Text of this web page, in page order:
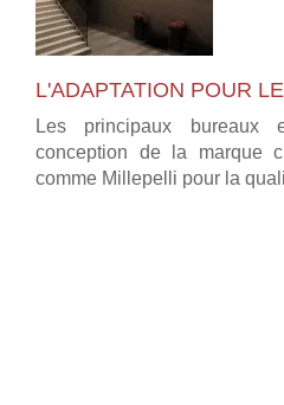
L'ADAPTATION POUR
Les principaux bureaux
conception de la marque
comme Millepelli pour la